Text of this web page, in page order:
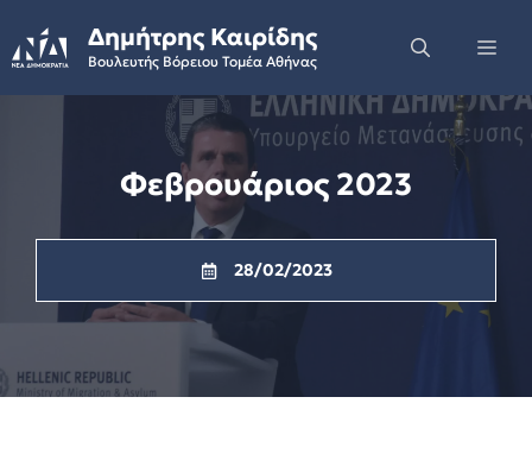
to
content
Δημήτρης Καιρίδης
Βουλευτής Βόρειου Τομέα Αθήνας
Φεβρουάριος 2023
28/02/2023